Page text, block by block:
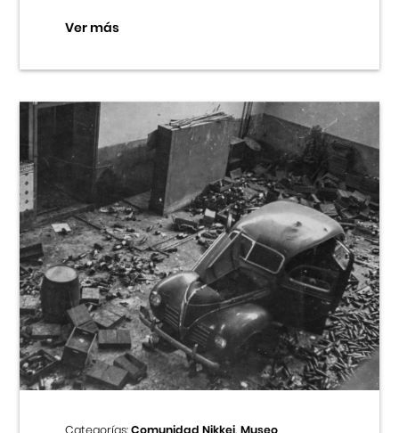
Ver más